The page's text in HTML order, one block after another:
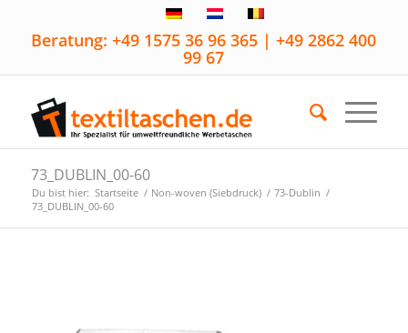
Beratung: +49 1575 36 96 365 | +49 2862 400
99 67
73_DUBLIN_00-60
Du bist hier: Startseite / Non-woven (Siebdruck) / 73-Dublin /
73_DUBLIN_00-60